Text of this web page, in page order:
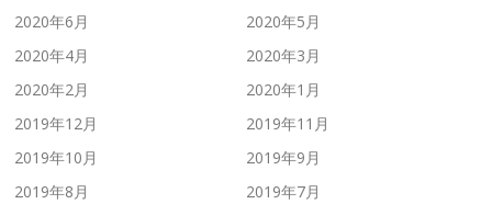
2020年6月
2020年5月
2020年4月
2020年3月
2020年2月
2020年1月
2019年12月
2019年11月
2019年10月
2019年9月
2019年8月
2019年7月